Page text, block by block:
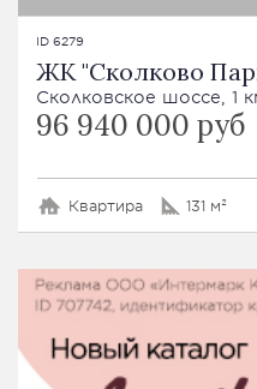
ID 6279
ЖК "Сколково
Сколковское шоссе, 1
96 940 000 руб
Квартира 131 м²